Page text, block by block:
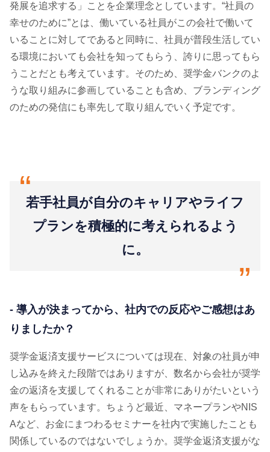
発展を追求する」ことを企業理念としています。“社員の
幸せのために”とは、働いている社員がこの会社で働いて
いることに対してであると同時に、社員が普段生活してい
る環境においても会社を知ってもらう、誇りに思ってもら
うことだとも考えています。そのため、奨学金バンクのよ
うな取り組みに参画していることも含め、ブランディング
のための発信にも率先して取り組んでいく予定です。
“若手社員が自分のキャリアやライフ
プランを積極的に考えられるよう
に。
“
- 導入が決まってから、社内での反応やご感想はあ
りましたか？
奨学金返済支援サービスについては現在、対象の社員が申
し込みを終えた段階ではありますが、数名から会社が奨学
金の返済を支援してくれることが非常にありがたいという
声をもらっています。ちょうど最近、マネープランやNIS
Aなど、お金にまつわるセミナーを社内で実施したことも
関係しているのではないでしょうか。奨学金返済支援がな